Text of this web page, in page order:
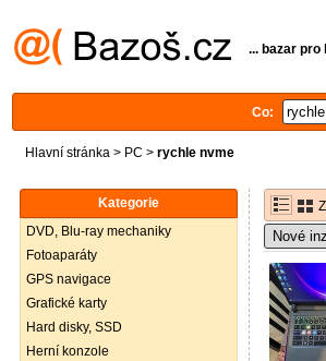
... bazar pro
Co:
Hlavní stránka > PC > rychle nvme
Kategorie
DVD, Blu-ray mechaniky
Fotoaparáty
GPS navigace
Grafické karty
Hard disky, SSD
Herní konzole
Nové